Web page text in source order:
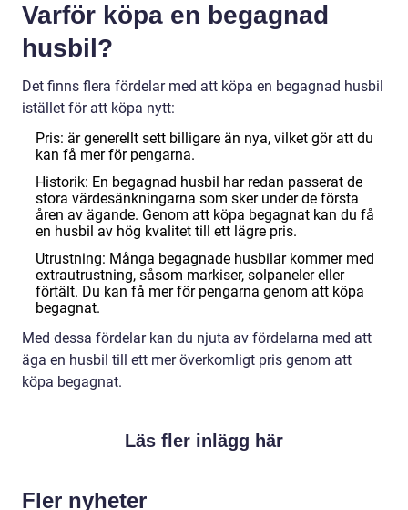
Varför köpa en begagnad
husbil?
Det finns flera fördelar med att köpa en begagnad husbil
istället för att köpa nytt:
Pris: är generellt sett billigare än nya, vilket gör att du
kan få mer för pengarna.
Historik: En begagnad husbil har redan passerat de
stora värdesänkningarna som sker under de första
åren av ägande. Genom att köpa begagnat kan du få
en husbil av hög kvalitet till ett lägre pris.
Utrustning: Många begagnade husbilar kommer med
extrautrustning, såsom markiser, solpaneler eller
förtält. Du kan få mer för pengarna genom att köpa
begagnat.
Med dessa fördelar kan du njuta av fördelarna med att
äga en husbil till ett mer överkomligt pris genom att
köpa begagnat.
Läs fler inlägg här
Fler nyheter